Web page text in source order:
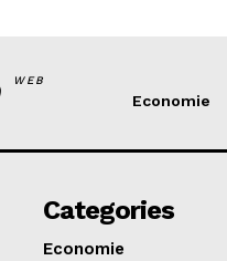
WEB
Economie
Categories
Economie